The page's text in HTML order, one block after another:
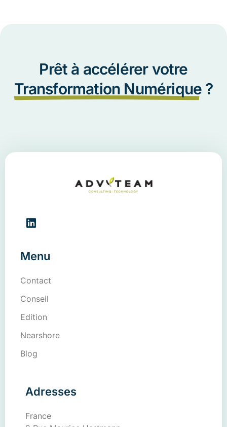
Prêt à accélérer votre
Transformation Numérique ?
Menu
Contact
Conseil
Edition
Nearshore
Blog
Adresses
France